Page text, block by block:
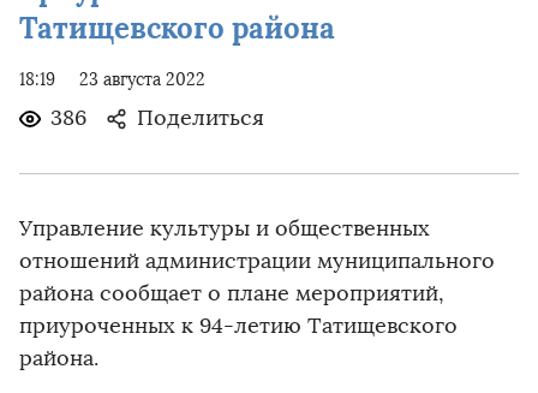
Татищевского района
18:19 23 августа 2022
386 Поделиться
Управление культуры и общественных
отношений администрации муниципального
района сообщает о плане мероприятий,
приуроченных к 94-летию Татищевского
района.